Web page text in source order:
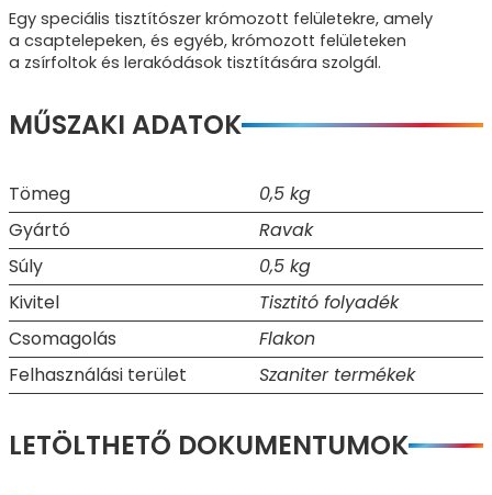
Egy speciális tisztítószer krómozott felületekre, amely
a csaptelepeken, és egyéb, krómozott felületeken
a zsírfoltok és lerakódások tisztítására szolgál.
MŰSZAKI ADATOK
Tömeg
0,5 kg
Gyártó
Ravak
Súly
0,5 kg
Kivitel
Tisztitó folyadék
Csomagolás
Flakon
Felhasználási terület
Szaniter termékek
LETÖLTHETŐ DOKUMENTUMOK